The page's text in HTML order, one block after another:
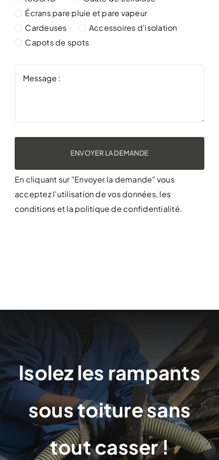
Écrans pare pluie et pare vapeur
Cardeuses
Accessoires d'isolation
Capots de spots
ENVOYER LA DEMANDE
En cliquant sur "Envoyer la demande" vous
acceptez l'utilisation de vos données, les
conditions etla politique de confidentialité.
Isolez les rampants
sous toiture sans
tout casser !